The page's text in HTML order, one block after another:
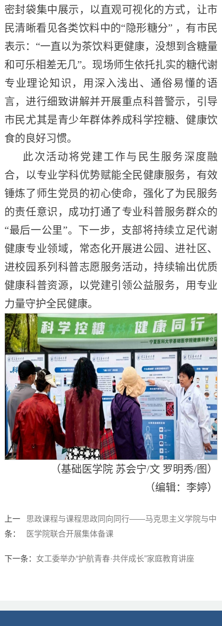
密封袋集中展示，以直观可视化的方式，让市
民清晰看见各类饮料中的“隐形糖分” ，有市民
表示：“一直以为茶饮料更健康，没想到含糖量
和可乐相差无几”。现场师生依托扎实的糖代谢
专业理论知识，用深入浅出、通俗易懂的语
言，进行细致讲解并开展重点科普警示，引导
市民尤其是青少年群体养成科学控糖、健康饮
食的良好习惯。
此次活动将党建工作与民生服务深度融
合，以专业学科优势赋能全民健康服务，有效
锤炼了师生党员的初心使命，强化了为民服务
的责任意识，成功打通了专业科普服务群众的
“最后一公里”。下一步，支部将持续立足代谢
健康专业领域，常态化开展进公园、进社区、
进校园系列科普志愿服务活动，持续输出优质
健康科普资源，以党建引领公益服务，用专业
力量守护全民健康。
（基础医学院 苏会宁/文 罗明秀/图）
（编辑：李婷）
上一
条：
思政课程与课程思政同向同行——马克思主义学院与中
医学院联合开展集体备课
下一条： 女工委举办“护航青春·共伴成长”家庭教育讲座